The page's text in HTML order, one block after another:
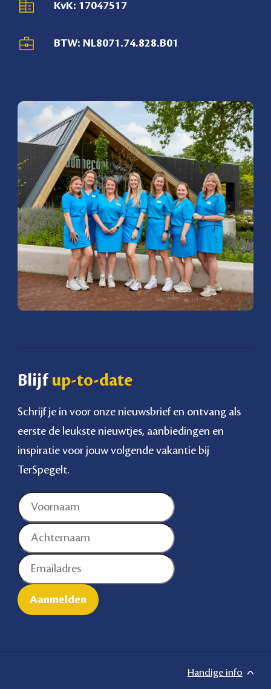
KvK: 17047517
BTW: NL8071.74.828.B01
Blijf up-to-date
Schrijf je in voor onze nieuwsbrief en ontvang als
eerste de leukste nieuwtjes, aanbiedingen en
inspiratie voor jouw volgende vakantie bij
TerSpegelt.
Handige info